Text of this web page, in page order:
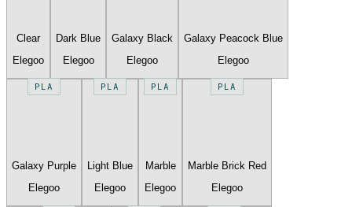
Clear
Elegoo
Dark Blue
Elegoo
Galaxy Black
Elegoo
Galaxy Peacock Blue
Elegoo
PLA
Galaxy Purple
Elegoo
PLA
Light Blue
Elegoo
PLA
Marble
Elegoo
PLA
Marble Brick Red
Elegoo